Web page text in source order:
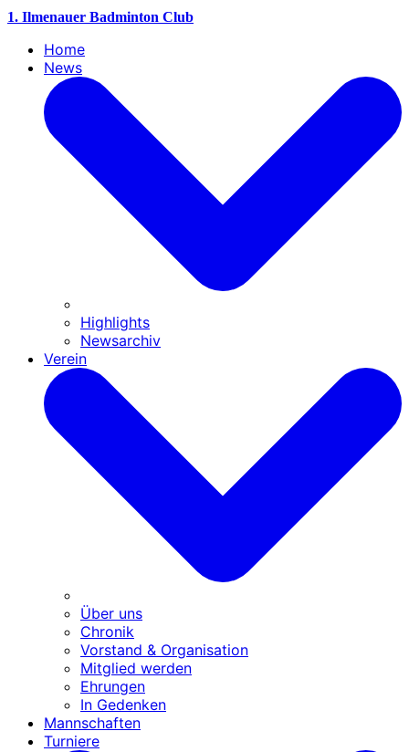
1. Ilmenauer Badminton Club
Home
News
Highlights
Newsarchiv
Verein
Über uns
Chronik
Vorstand & Organisation
Mitglied werden
Ehrungen
In Gedenken
Mannschaften
Turniere